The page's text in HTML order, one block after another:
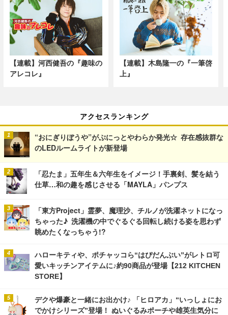
【連載】河西健吾の『趣味の
アレコレ』
【連載】木島隆一の『一筆啓
上』
アクセスランキング
“おにぎりぼうや”がぷにっとやわらか発光☆ 存在感抜群な
のLEDルームライトが新登場
「忍たま」五年生＆六年生をイメージ！手裏剣、髪を結う
仕草…和の趣を感じさせる「MAYLA」パンプス
「東方Project」霊夢、魔理沙、チルノが洗濯ネットになっ
ちゃった♪ 洗濯機の中でぐるぐる回転し続ける姿を思わず
眺めたくなっちゃう!?
ハローキティや、ポチャッコら“はぴだんぶい”がレトロ可
愛いキッチンアイテムに♪約90商品が登場【212 KITCHEN
STORE】
デクや爆豪と一緒にお出かけ♪ 「ヒロアカ」“いっしょにお
でかけシリーズ”登場！ ぬいぐるみポーチや雄英生気分に